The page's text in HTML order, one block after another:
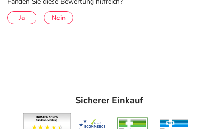
Ja
Nein
Sicherer Einkauf